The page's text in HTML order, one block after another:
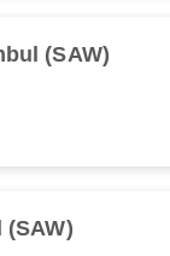
(SAW)
(SAW)